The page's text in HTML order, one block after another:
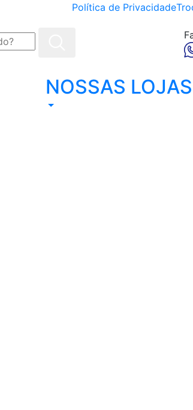
Política de Privacidade
NOSSAS LOJAS